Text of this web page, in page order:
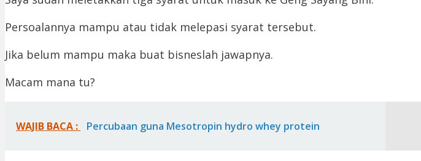
Persoalannya mampu atau tidak melepasi syarat tersebut.
Jika belum mampu maka buat bisneslah jawapnya.
Macam mana tu?
WAJIB BACA : Percubaan guna Mesotropin hydro whey protein